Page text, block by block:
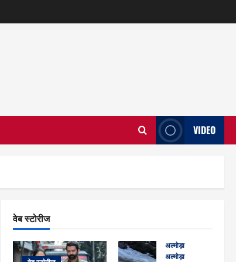
VIDEO
वेब स्टोरीज
अल्मोड़ा
अल्मोड़ा और इतिहास